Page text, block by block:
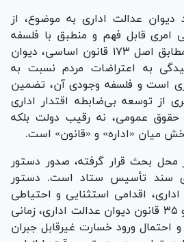
عدالت اداری به موضوع، از
قابل فهم و منطبق با فلسفه
وجودی این نهاد است. مطابق اصل ۱۷۳ قانون اساسی، دیوان
به اعتراضات مردم نسبت به
است و فلسفه وجودی آن، تضمین
از توسعه بی‌ضابطه اقتدار اداری
عمومی، نه رقیب دولت بلکه
میان «اداره» و «قانون» است.
محل بحث قرار گرفته، صدور دستور
سند تأسیس ستاد است. دستور
اقدامی استثنایی و احتیاطی
است و مطابق مواد ۳۴ و ۳۵ قانون دیوان عدالت اداری، زمانی
ورود خسارت غیرقابل جبران